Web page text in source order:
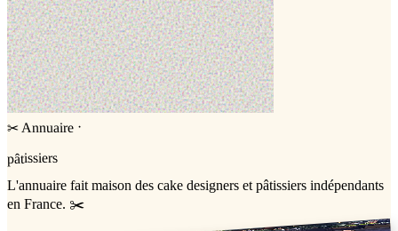
✂ Annuaire ·
pâtissiers
L'annuaire fait maison des cake designers et pâtissiers indépendants
en France. ✂️